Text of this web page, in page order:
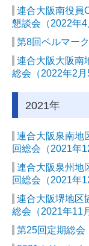
連合大阪南役
懇談会（2022年4
第8回ベルマー
連合大阪大阪
総会（2022年2月
2021年
連合大阪泉南
回総会（2021年
連合大阪泉州
回総会 （2021年
連合大阪堺地区
総会（2021年11
第25回定期総会